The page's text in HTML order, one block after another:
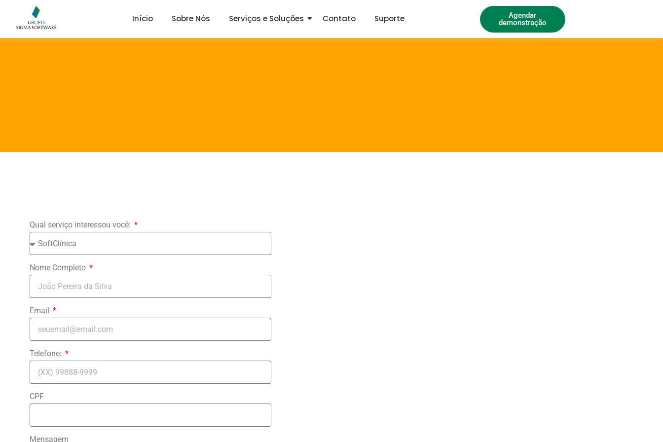
Início Sobre Nós Serviços e Soluções Contato Suporte
Agendar
demonstração
Qual serviço interessou você:
Nome Completo
Email
Telefone:
CPF
Mensagem